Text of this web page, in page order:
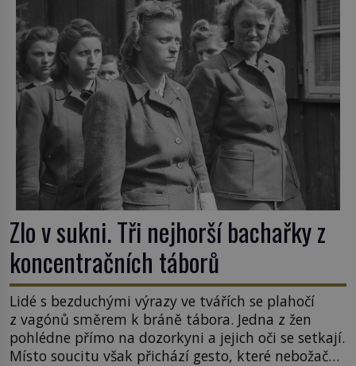
Zlo v sukni. Tři nejhorší bachařky z
koncentračních táborů
Lidé s bezduchými výrazy ve tvářích se plahočí
z vagónů směrem k bráně tábora. Jedna z žen
pohlédne přímo na dozorkyni a jejich oči se setkají.
Místo soucitu však přichází gesto, které nebožačku